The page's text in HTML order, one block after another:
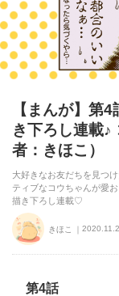
【まんが】第
き下ろし連載♪
者：きほこ）
大好きなお友だちを見つ
ティブなコウちゃんが愛
描き下ろし連載♡
きほこ
第4話